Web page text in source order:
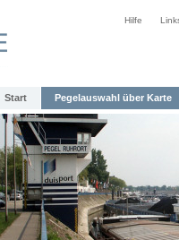
Hilfe
Start Pegelauswahl über Karte